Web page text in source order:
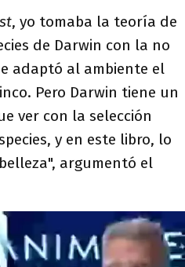
, yo tomaba la teoría de
de Darwin con la no
adaptó al ambiente el
Pero Darwin tiene un
ver con la selección
y en este libro, lo
argumentó el